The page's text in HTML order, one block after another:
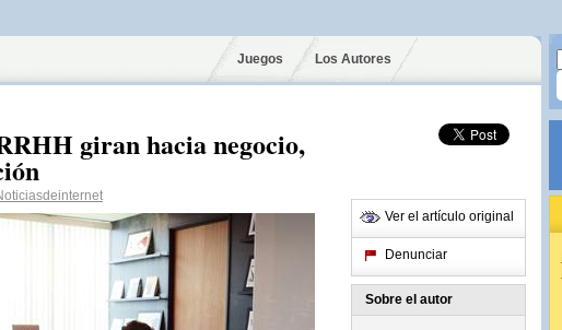
Juegos Los Autores
giran hacia negocio,
Ver el artículo original
Denunciar
Sobre el autor